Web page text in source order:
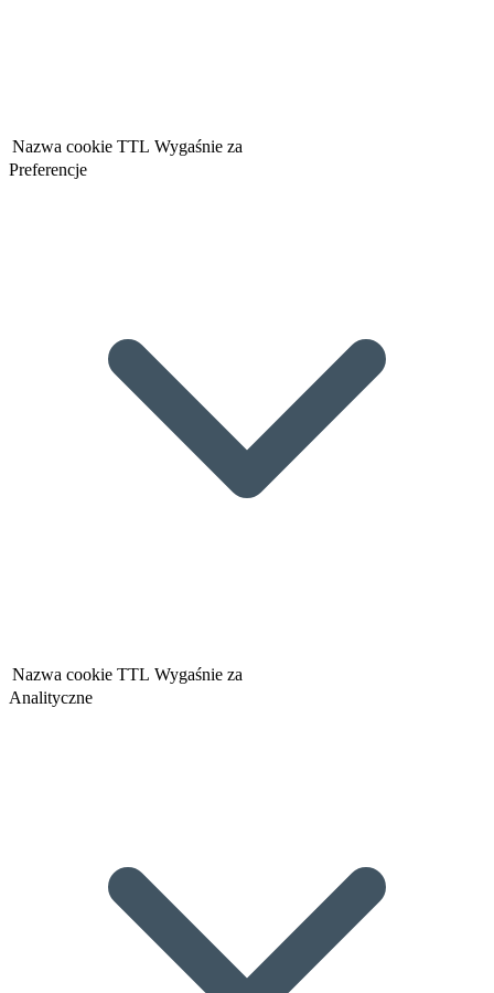
Nazwa cookie TTL Wygaśnie za
Preferencje
Nazwa cookie TTL Wygaśnie za
Analityczne